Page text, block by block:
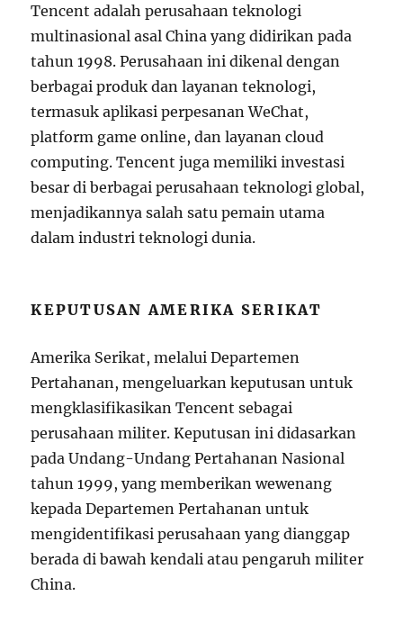
Tencent adalah perusahaan teknologi
multinasional asal China yang didirikan pada
tahun 1998. Perusahaan ini dikenal dengan
berbagai produk dan layanan teknologi,
termasuk aplikasi perpesanan WeChat,
platform game online, dan layanan cloud
computing. Tencent juga memiliki investasi
besar di berbagai perusahaan teknologi global,
menjadikannya salah satu pemain utama
dalam industri teknologi dunia.
KEPUTUSAN AMERIKA SERIKAT
Amerika Serikat, melalui Departemen
Pertahanan, mengeluarkan keputusan untuk
mengklasifikasikan Tencent sebagai
perusahaan militer. Keputusan ini didasarkan
pada Undang-Undang Pertahanan Nasional
tahun 1999, yang memberikan wewenang
kepada Departemen Pertahanan untuk
mengidentifikasi perusahaan yang dianggap
berada di bawah kendali atau pengaruh militer
China.